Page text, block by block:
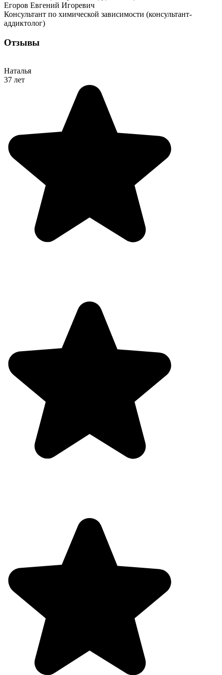
Егоров Евгений Игоревич
Консультант по химической зависимости (консультант-
аддиктолог)
Отзывы
Наталья
37 лет